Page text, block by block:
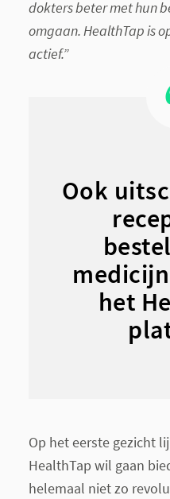
dokters beter met hun
omgaan. HealthTap is
actief.”
Ook
het
Op het eerste gezicht
HealthTap wil gaan
helemaal niet zo